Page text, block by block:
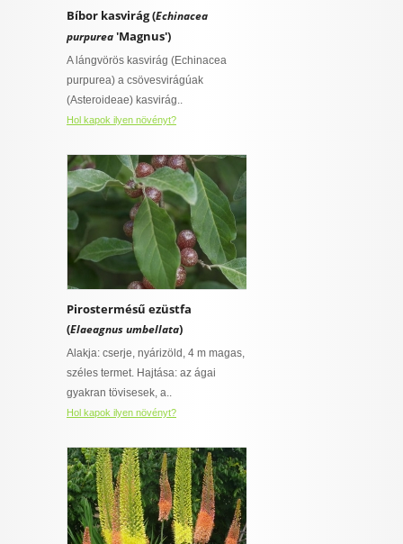
Bíbor kasvirág (Echinacea
purpurea'Magnus')
A lángvörös kasvirág (Echinacea
purpurea) a csövesvirágúak
(Asteroideae) kasvirág..
Hol kapok ilyen növényt?
Pirostermésű ezüstfa
(Elaeagnus umbellata)
Alakja: cserje, nyárizöld, 4 m magas,
széles termet. Hajtása: az ágai
gyakran tövisesek, a..
Hol kapok ilyen növényt?